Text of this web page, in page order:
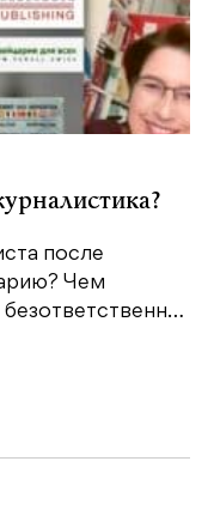
после
Чем
безответственн…